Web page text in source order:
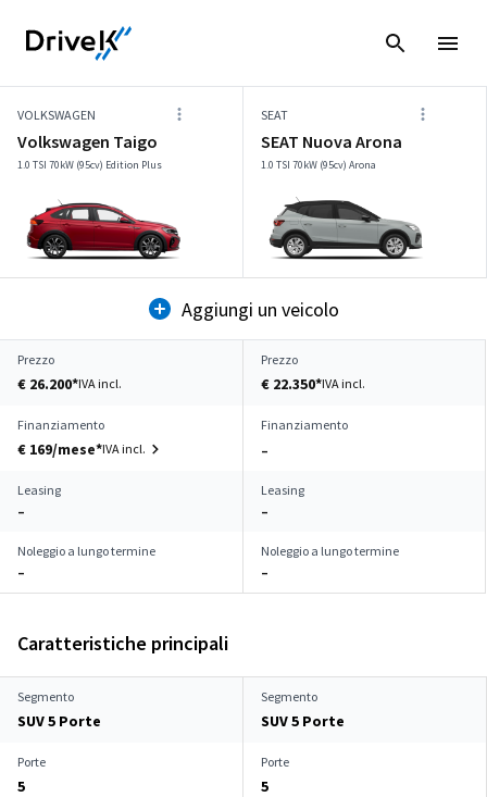
VOLKSWAGEN
Volkswagen Taigo
1.0 TSI 70kW (95cv) Edition Plus
SEAT
SEAT Nuova Arona
1.0 TSI 70kW (95cv) Arona
Aggiungi un veicolo
Prezzo
€ 26.200*IVA incl.
Prezzo
€ 22.350*IVA incl.
Finanziamento
€ 169/mese*IVA incl.
Finanziamento
–
Leasing
–
Leasing
–
Noleggio a lungo termine
–
Noleggio a lungo termine
–
Caratteristiche principali
Segmento
SUV 5 Porte
Segmento
SUV 5 Porte
Porte
5
Porte
5